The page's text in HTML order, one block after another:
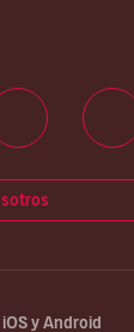
y Android